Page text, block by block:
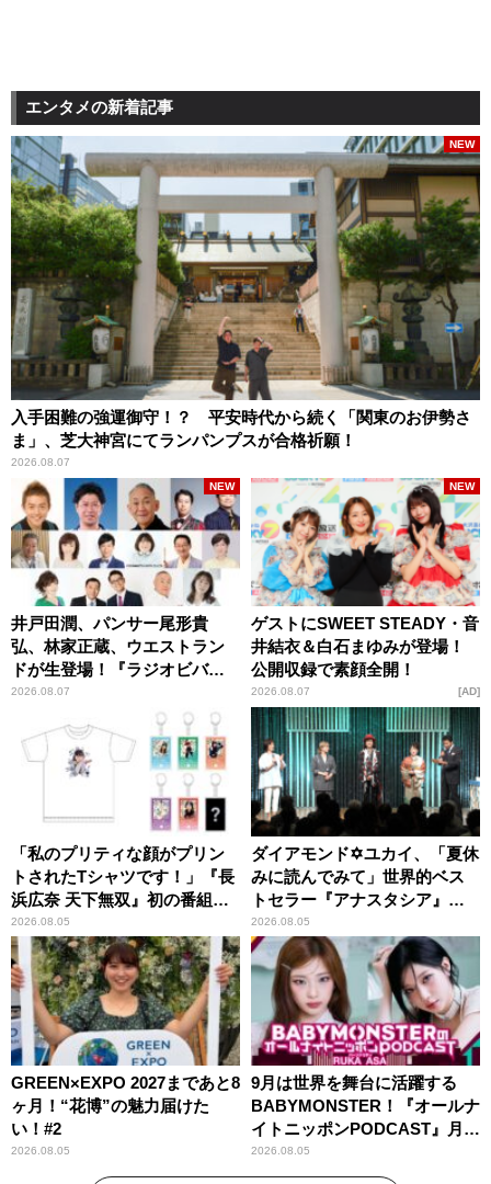
エンタメの新着記事
入手困難の強運御守！？ 平安時代から続く「関東のお伊勢さ
ま」、芝大神宮にてランパンプスが合格祈願！
2026.08.07
NEW
井戸田潤、パンサー尾形貴
弘、林家正蔵、ウエストラン
ドが生登場！『ラジオビバリ
ー昼ズ』
2026.08.07
NEW
ゲストにSWEET STEADY・音
井結衣＆白石まゆみが登場！
公開収録で素顔全開！
2026.08.07
NEW
AD
「私のプリティな顔がプリン
トされたTシャツです！」『長
浜広奈 天下無双』初の番組グ
ッズ発売
2026.08.05
ダイアモンド✡ユカイ、「夏休
みに読んでみて」世界的ベス
トセラー『アナスタシア』を
紹介
2026.08.05
GREEN×EXPO 2027まであと8
ヶ月！“花博”の魅力届けた
い！#2
2026.08.05
9月は世界を舞台に活躍する
BABYMONSTER！『オールナ
イトニッポンPODCAST』月替
わりパーソナリティ
2026.08.05